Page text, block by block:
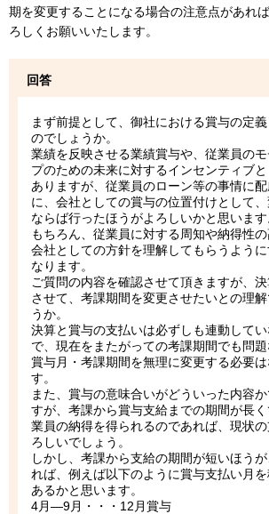
期を変更することになる場合の注意点があれ
ろしくお願いいたします。
回答
まず前提として、御社における賞与の定
のでしょうか。
業績を反映させる業績賞与や、従業員の
プのための未来に対するインセンティブ
ありますが、従業員のローン等の事情に
に、会社としての賞与の位置付けとして
ならば行ったほうがよろしいかと思います
もちろん、従業員に対する周知や納得性の
会社としての方針を理解してもらうよう
なります。
ご質問の内容を確認させて頂きますが、
させて、考課期間を変更させたいとの理
うか。
決算と賞与の支払いは必ずしも連動して
で、現在をまたがっての考課期間でも問題
賞与月・考課期間を無理に変更する必要
す。
また、賞与の意味合いがどういった内容
すが、考課から賞与支給までの期間が長
業員の納得を得られるのであれば、現状
ろしいでしょう。
しかし、考課から支給の期間が短いほう
れば、例えば以下のように賞与支払い月
あるかと思います。
4月―9月・・・12月賞与